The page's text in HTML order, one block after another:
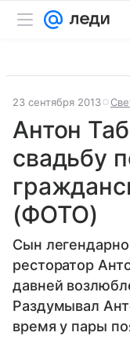
23 сентября 2013
Антон
свадьбу
(ФОТО)
Сын
ресторатор
давней
Раздумывал
время у пары